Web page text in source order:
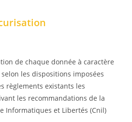
de chaque donnée à caractère
les dispositions imposées
règlements existants les
les recommandations de la
Informatiques et Libertés (Cnil)